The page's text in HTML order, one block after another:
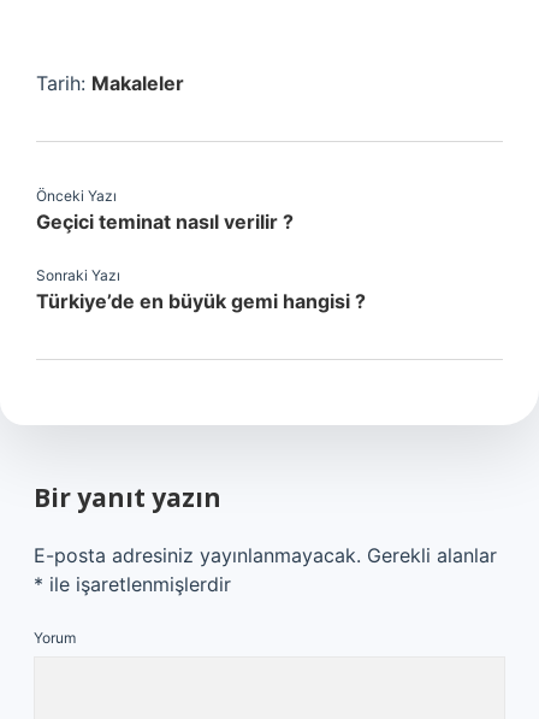
Tarih: Makaleler
Önceki Yazı
Geçici teminat nasıl verilir ?
Sonraki Yazı
Türkiye’de en büyük gemi hangisi ?
Bir yanıt yazın
E-posta adresiniz yayınlanmayacak. Gerekli alanlar
* ile işaretlenmişlerdir
Yorum